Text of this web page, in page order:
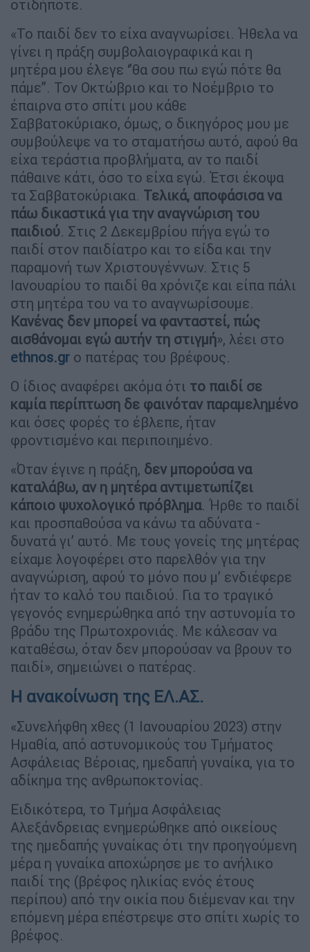
οτιδήποτε.
«Το παιδί δεν το είχα αναγνωρίσει. Ήθελα να
γίνει η πράξη συμβολαιογραφικά και η
μητέρα μου έλεγε ‘’θα σου πω εγώ πότε θα
πάμε’’. Τον Οκτώβριο και το Νοέμβριο το
έπαιρνα στο σπίτι μου κάθε
Σαββατοκύριακο, όμως, ο δικηγόρος μου με
συμβούλεψε να το σταματήσω αυτό, αφού θα
είχα τεράστια προβλήματα, αν το παιδί
πάθαινε κάτι, όσο το είχα εγώ. Έτσι έκοψα
τα Σαββατοκύριακα. Τελικά, αποφάσισα να
πάω δικαστικά για την αναγνώριση του
παιδιού. Στις 2 Δεκεμβρίου πήγα εγώ το
παιδί στον παιδίατρο και το είδα και την
παραμονή των Χριστουγέννων. Στις 5
Ιανουαρίου το παιδί θα χρόνιζε και είπα πάλι
στη μητέρα του να το αναγνωρίσουμε.
Κανένας δεν μπορεί να φανταστεί, πώς
αισθάνομαι εγώ αυτήν τη στιγμή», λέει στο
ethnos.gr ο πατέρας του βρέφους.
Ο ίδιος αναφέρει ακόμα ότι το παιδί σε
καμία περίπτωση δε φαινόταν παραμελημένο
και όσες φορές το έβλεπε, ήταν
φροντισμένο και περιποιημένο.
«Όταν έγινε η πράξη, δεν μπορούσα να
καταλάβω, αν η μητέρα αντιμετωπίζει
κάποιο ψυχολογικό πρόβλημα. Ήρθε το παιδί
και προσπαθούσα να κάνω τα αδύνατα -
δυνατά γι’ αυτό. Με τους γονείς της μητέρας
είχαμε λογοφέρει στο παρελθόν για την
αναγνώριση, αφού το μόνο που μ’ ενδιέφερε
ήταν το καλό του παιδιού. Για το τραγικό
γεγονός ενημερώθηκα από την αστυνομία το
βράδυ της Πρωτοχρονιάς. Με κάλεσαν να
καταθέσω, όταν δεν μπορούσαν να βρουν το
παιδί», σημειώνει ο πατέρας.
Η ανακοίνωση της ΕΛ.ΑΣ.
«Συνελήφθη χθες (1 Ιανουαρίου 2023) στην
Ημαθία, από αστυνομικούς του Τμήματος
Ασφάλειας Βέροιας, ημεδαπή γυναίκα, για το
αδίκημα της ανθρωποκτονίας.
Ειδικότερα, το Τμήμα Ασφάλειας
Αλεξάνδρειας ενημερώθηκε από οικείους
της ημεδαπής γυναίκας ότι την προηγούμενη
μέρα η γυναίκα αποχώρησε με το ανήλικο
παιδί της (βρέφος ηλικίας ενός έτους
περίπου) από την οικία που διέμεναν και την
επόμενη μέρα επέστρεψε στο σπίτι χωρίς το
βρέφος.